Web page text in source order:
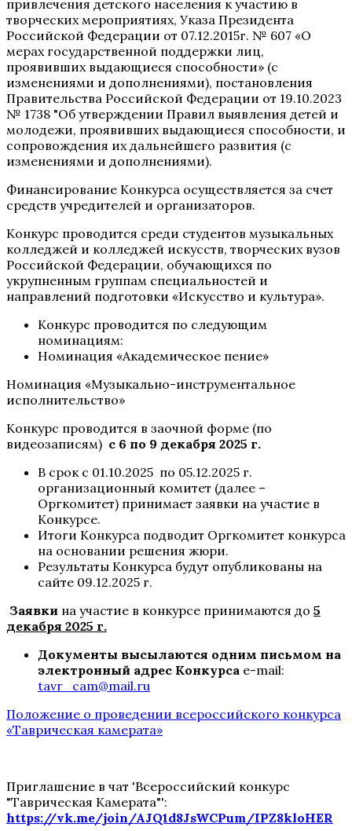
привлечения детского населения к участию в
творческих мероприятиях, Указа Президента
Российской Федерации от 07.12.2015г. № 607 «О
мерах государственной поддержки лиц,
проявивших выдающиеся способности» (с
изменениями и дополнениями), постановления
Правительства Российской Федерации от 19.10.2023
№ 1738 "Об утверждении Правил выявления детей и
молодежи, проявивших выдающиеся способности, и
сопровождения их дальнейшего развития (с
изменениями и дополнениями).
Финансирование Конкурса осуществляется за счет
средств учредителей и организаторов.
Конкурс проводится среди студентов музыкальных
колледжей и колледжей искусств, творческих вузов
Российской Федерации, обучающихся по
укрупненным группам специальностей и
направлений подготовки «Искусство и культура».
Конкурс проводится по следующим
номинациям:
Номинация «Академическое пение»
Номинация «Музыкально-инструментальное
исполнительство»
Конкурс проводится в заочной форме (по
видеозаписям) с 6 по 9 декабря 2025 г.
В срок с 01.10.2025 по 05.12.2025 г.
организационный комитет (далее –
Оргкомитет) принимает заявки на участие в
Конкурсе.
Итоги Конкурса подводит Оргкомитет конкурса
на основании решения жюри.
Результаты Конкурса будут опубликованы на
сайте 09.12.2025 г.
Заявки на участие в конкурсе принимаются до 5
декабря 2025 г.
Документы высылаются одним письмом на
электронный адрес Конкурса e-mail:
tavr
cam@mail.ru
Положение о проведении всероссийского конкурса
«Таврическая камерата»
Приглашение в чат 'Всероссийский конкурс
"Таврическая Камерата"':
https://vk.me/join/AJQ1d8JsWCPum/IPZ8kloHER